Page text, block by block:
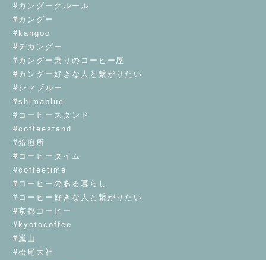
#カングークルール
#カングー
#kangoo
#デカングー
#カングー乗りのコーヒー屋
#カングー好きな人と繋がりたい
#シマブルー
#shimablue
#コーヒースタンド
#coffeestand
#焙煎所
#コーヒータイム
#coffeetime
#コーヒーのある暮らし
#コーヒー好きな人と繋がりたい
#京都コーヒー
#kyotocoffee
#嵐山
#松尾大社